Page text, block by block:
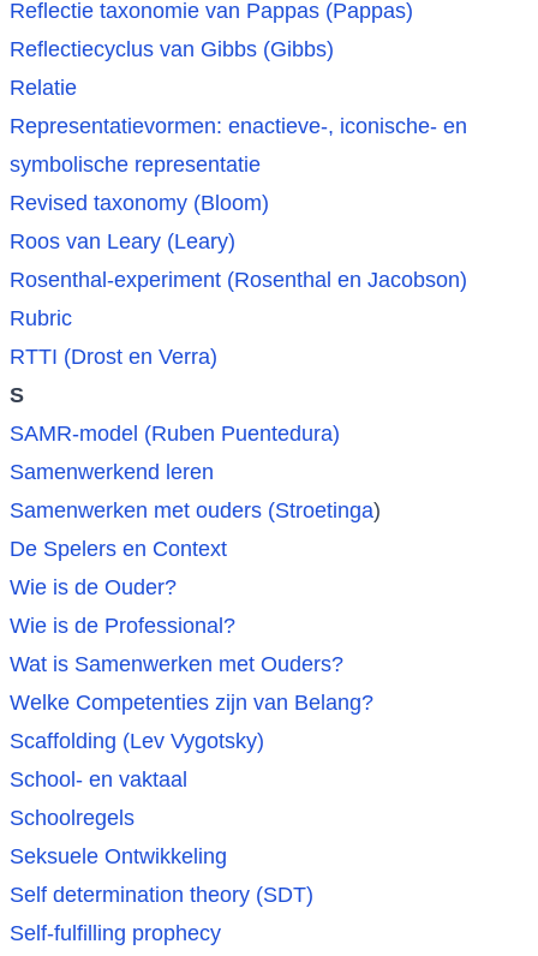
Reflectie taxonomie van Pappas (Pappas)
Reflectiecyclus van Gibbs (Gibbs)
Relatie
Representatievormen: enactieve-, iconische- en
symbolische representatie
Revised taxonomy (Bloom)
Roos van Leary (Leary)
Rosenthal-experiment (Rosenthal en Jacobson)
Rubric
RTTI (Drost en Verra)
S
SAMR-model (Ruben Puentedura)
Samenwerkend leren
Samenwerken met ouders (Stroetinga)
De Spelers en Context
Wie is de Ouder?
Wie is de Professional?
Wat is Samenwerken met Ouders?
Welke Competenties zijn van Belang?
Scaffolding (Lev Vygotsky)
School- en vaktaal
Schoolregels
Seksuele Ontwikkeling
Self determination theory (SDT)
Self-fulfilling prophecy